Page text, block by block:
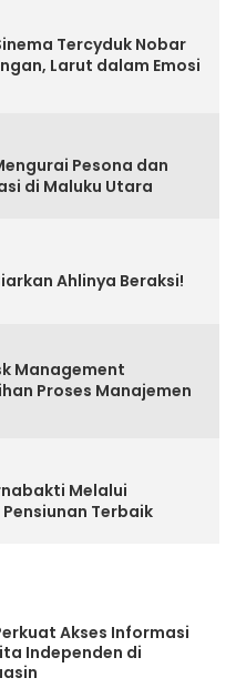
Tercyduk Nobar
Larut dalam Emosi
Pesona dan
di Maluku Utara
Ahlinya Beraksi!
Management
Proses Manajemen
Melalui
Terbaik
Akses Informasi
Independen di